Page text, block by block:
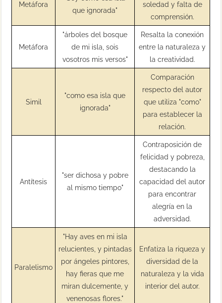
Metáfora
que ignorada"
soledad y falta de
comprensión.
Metáfora
"árboles del bosque
de mi isla, sois
vosotros mis versos"
Resalta la conexión
entre la naturaleza y
la creatividad.
Simil
"como esa isla que
ignorada"
Comparación
respecto del autor
que utiliza "como"
para establecer la
relación.
Antítesis
"ser dichosa y pobre
al mismo tiempo"
Contraposición de
felicidad y pobreza,
destacando la
capacidad del autor
para encontrar
alegría en la
adversidad.
Paralelismo
"Hay aves en mi isla
relucientes, y pintadas
por ángeles pintores,
hay fieras que me
miran dulcemente, y
venenosas flores."
Enfatiza la riqueza y
diversidad de la
naturaleza y la vida
interior del autor.